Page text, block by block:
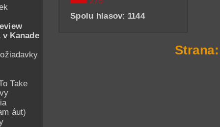
v Kanade
Take
áut)
Spolu hlasov: 1144